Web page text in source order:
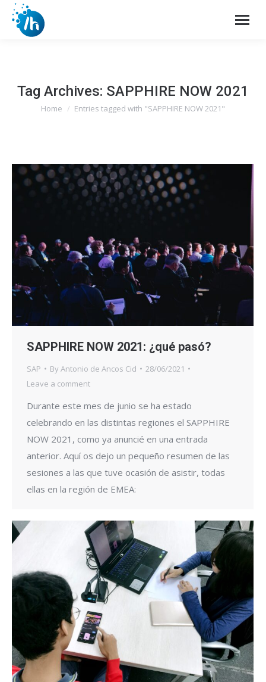
Tag Archives: SAPPHIRE NOW 2021
You are here:
Home Entries tagged with "SAPPHIRE NOW 2021"
SAPPHIRE NOW 2021: ¿qué pasó?
SAP ByAntonio de Ancos Cid
28/06/2021
Leave a comment
Durante este mes de junio se ha estado
celebrando en las distintas regiones el SAPPHIRE
NOW 2021, como ya anuncié en una entrada
anterior. Aquí os dejo un pequeño resumen de las
sesiones a las que tuve ocasión de asistir, todas
ellas en la región de EMEA: